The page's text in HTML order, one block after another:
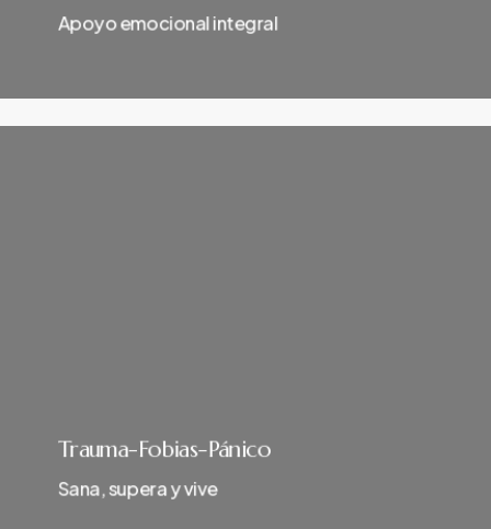
Apoyo emocional integral
Trauma-Fobias-Pánico
Sana, supera y vive